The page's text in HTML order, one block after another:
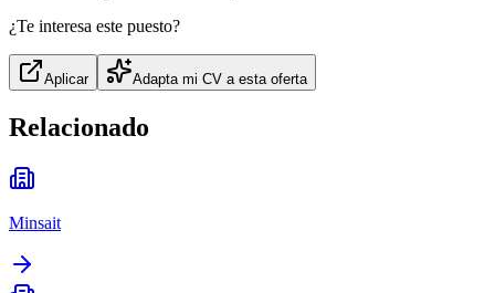
¿Te interesa este puesto?
Aplicar Adapta mi CV a esta oferta
Relacionado
Minsait